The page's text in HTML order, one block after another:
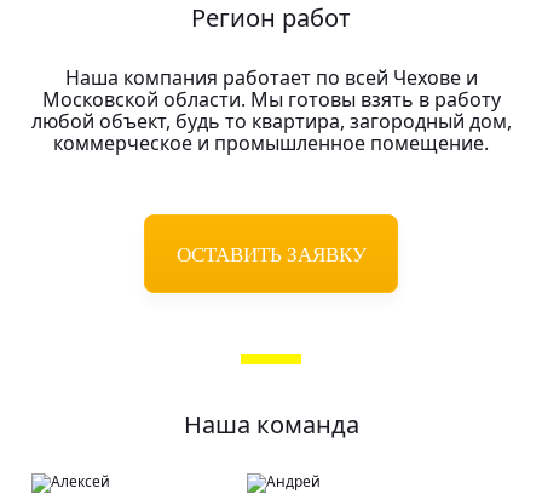
Регион работ
Наша компания работает по всей Чехове и
Московской области. Мы готовы взять в работу
любой объект, будь то квартира, загородный дом,
коммерческое и промышленное помещение.
ОСТАВИТЬ ЗАЯВКУ
Наша команда